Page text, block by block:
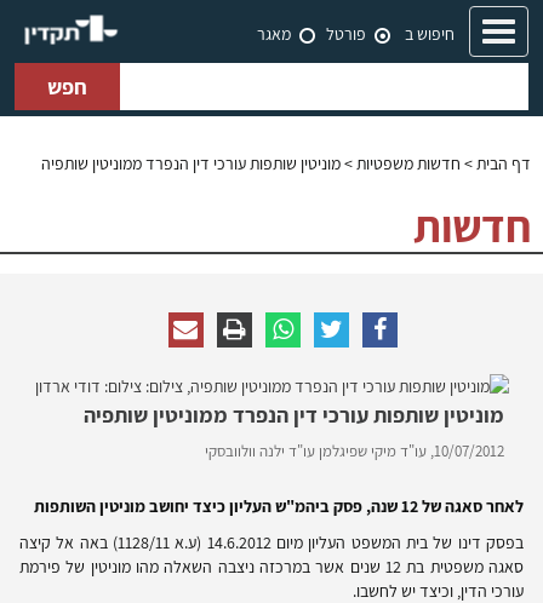
Toggle
navigation
חיפוש ב פורטל מאגר
חפש
דף הבית> חדשות משפטיות> מוניטין שותפות עורכי דין הנפרד ממוניטין שותפיה
חדשות
מוניטין שותפות עורכי דין הנפרד ממוניטין שותפיה
10/07/2012, עו"ד מיקי שפיגלמן עו"ד ילנה וולוובסקי
לאחר סאגה של 12 שנה, פסק ביהמ"ש העליון כיצד יחושב מוניטין השותפות
בפסק דינו של בית המשפט העליון מיום 14.6.2012 (ע.א 1128/11) באה אל קיצה
סאגה משפטית בת 12 שנים אשר במרכזה ניצבה השאלה מהו מוניטין של פירמת
עורכי הדין, וכיצד יש לחשבו.